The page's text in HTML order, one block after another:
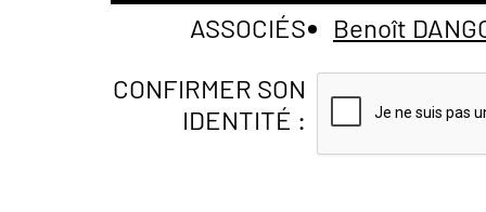
ASSOCIÉS
Benoît
CONFIRMER SON
IDENTITÉ :